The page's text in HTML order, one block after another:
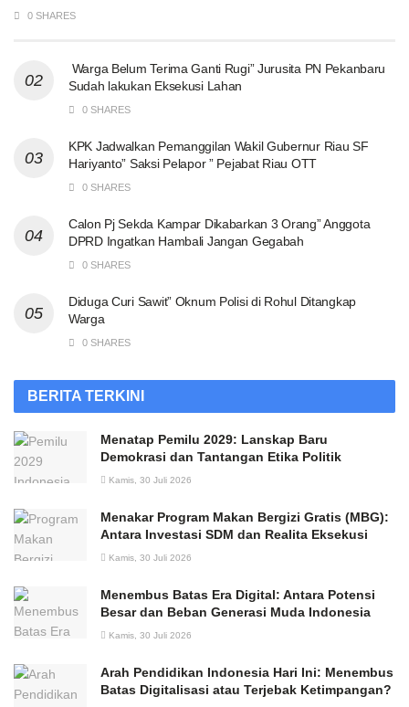
0 SHARES
Warga Belum Terima Ganti Rugi” Jurusita PN Pekanbaru
Sudah lakukan Eksekusi Lahan
0 SHARES
KPK Jadwalkan Pemanggilan Wakil Gubernur Riau SF
Hariyanto” Saksi Pelapor ” Pejabat Riau OTT
0 SHARES
Calon Pj Sekda Kampar Dikabarkan 3 Orang” Anggota
DPRD Ingatkan Hambali Jangan Gegabah
0 SHARES
Diduga Curi Sawit” Oknum Polisi di Rohul Ditangkap
Warga
0 SHARES
BERITA TERKINI
Menatap Pemilu 2029: Lanskap Baru
Demokrasi dan Tantangan Etika Politik
Kamis, 30 Juli 2026
Menakar Program Makan Bergizi Gratis (MBG):
Antara Investasi SDM dan Realita Eksekusi
Kamis, 30 Juli 2026
Menembus Batas Era Digital: Antara Potensi
Besar dan Beban Generasi Muda Indonesia
Kamis, 30 Juli 2026
Arah Pendidikan Indonesia Hari Ini: Menembus
Batas Digitalisasi atau Terjebak Ketimpangan?